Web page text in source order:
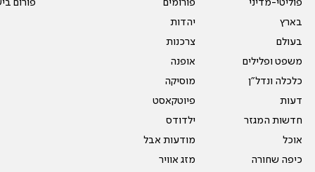
פוליטי-מדיני
בארץ
בעולם
משפט ופלילים
כלכלה ונדל"ן
דעות
חדשות המגזר
אוכל
כיפה שחורה
פורומים
יהדות
צרכנות
אופנה
מוסיקה
פיוטקאסט
ילדודס
מודעות אבל
מזג אוויר
פורום